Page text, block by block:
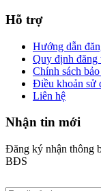
Hỗ trợ
Hướng dẫn
Quy định đăng
Chính sách
Điều khoản sử
Liên hệ
Nhận tin mới
Đăng ký nhận thông
BĐS